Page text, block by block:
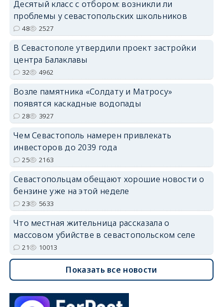
Десятый класс с отбором: возникли ли
проблемы у севастопольских школьников
48 2527
В Севастополе утвердили проект застройки
центра Балаклавы
32 4962
Возле памятника «Солдату и Матросу»
появятся каскадные водопады
28 3927
Чем Севастополь намерен привлекать
инвесторов до 2039 года
25 2163
Севастопольцам обещают хорошие новости о
бензине уже на этой неделе
23 5633
Что местная жительница рассказала о
массовом убийстве в севастопольском селе
21 10013
Показать все новости